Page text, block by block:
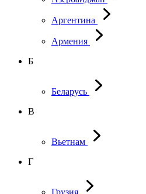
Аргентина
Армения
Б
Беларусь
В
Вьетнам
Г
Грузия